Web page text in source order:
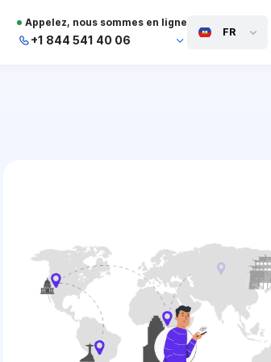
Appelez, nous sommes en ligne
+1 844 541 40 06
FR